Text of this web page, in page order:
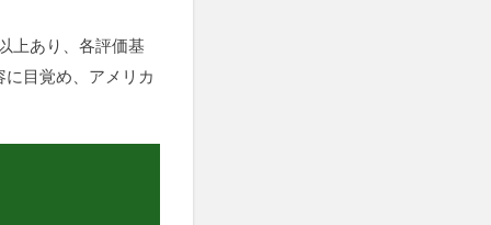
上あり、各評価基
目覚め、アメリカ